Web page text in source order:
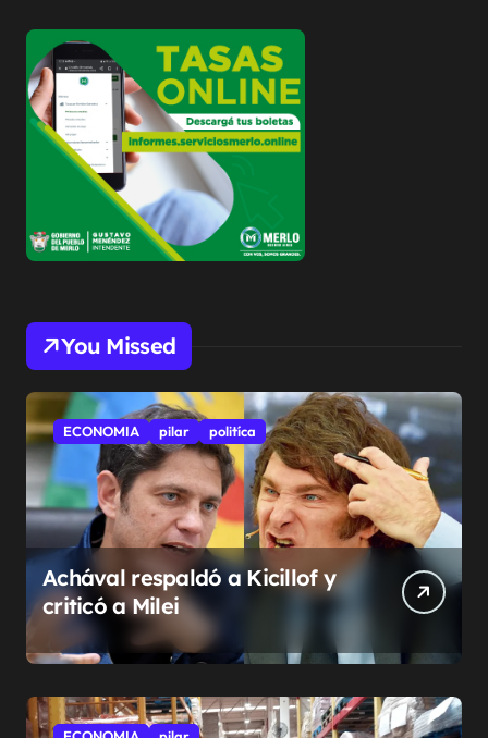
You Missed
ECONOMIA pilar politíca
Achával respaldó a Kicillof y
criticó a Milei